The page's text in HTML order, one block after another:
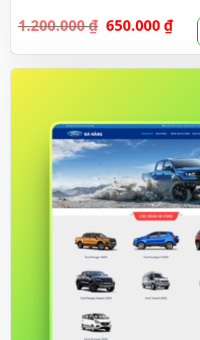
1.200.000₫ Giá
là:
1.200.000 ₫.
650.000 ₫Giá
hiện
tại
là: